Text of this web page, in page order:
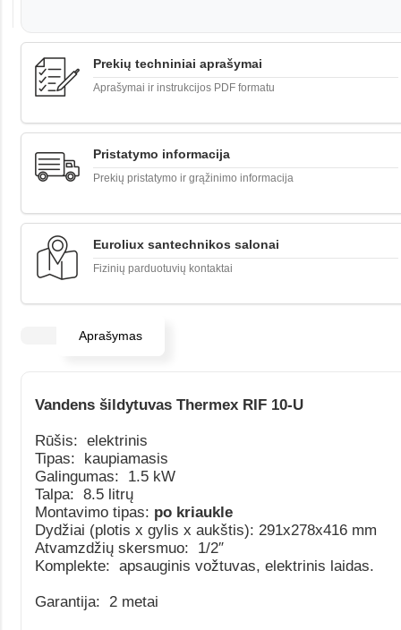
Prekių techniniai aprašymai
Aprašymai ir instrukcijos PDF formatu
Pristatymo informacija
Prekių pristatymo ir grąžinimo informacija
Euroliux santechnikos salonai
Fizinių parduotuvių kontaktai
Aprašymas
Vandens šildytuvas Thermex RIF 10-U
Rūšis: elektrinis
Tipas: kaupiamasis
Galingumas: 1.5 kW
Talpa: 8.5 litrų
Montavimo tipas: po kriaukle
Dydžiai (plotis x gylis x aukštis): 291x278x416 mm
Atvamzdžių skersmuo: 1/2″
Komplekte: apsauginis vožtuvas, elektrinis laidas.
Garantija: 2 metai